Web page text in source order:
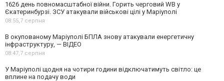
1626 день повномасштабної війни. Горить черговий WB у
Єкатеринбурзі. ЗСУ атакували військові цілі у Маріуполі
08:55,7 серпня
В окупованому Маріуполі БПЛА знову атакували енергетичну
інфраструктуру, — ВІДЕО
08:47,7 серпня
У Маріуполі щодня на чотири години відключатимуть світло: це
вплине на подачу води